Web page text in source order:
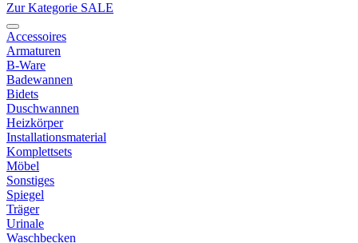
Zur Kategorie SALE
Accessoires
Armaturen
B-Ware
Badewannen
Bidets
Duschwannen
Heizkörper
Installationsmaterial
Komplettsets
Möbel
Sonstiges
Spiegel
Träger
Urinale
Waschbecken